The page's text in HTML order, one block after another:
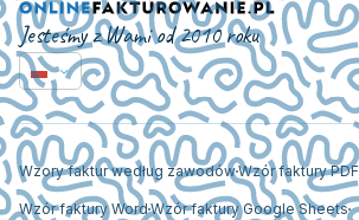
Jesteśmy z Wami od 2010 roku
Wzory faktur według zawodówWzór faktury PDF
Wzór faktury WordWzór faktury Google Sheets